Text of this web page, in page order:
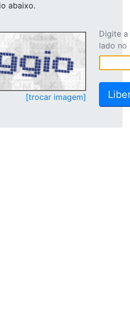
abaixo.
[trocar imagem]
Digite
lado no